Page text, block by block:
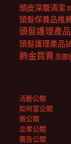
頭皮深層清潔
頭髮保養品推
頭髮護理產品
頭髮護理產品
飾金買賣 高價
活動公關
如何當公關
做公關
企業公關
廣告公關